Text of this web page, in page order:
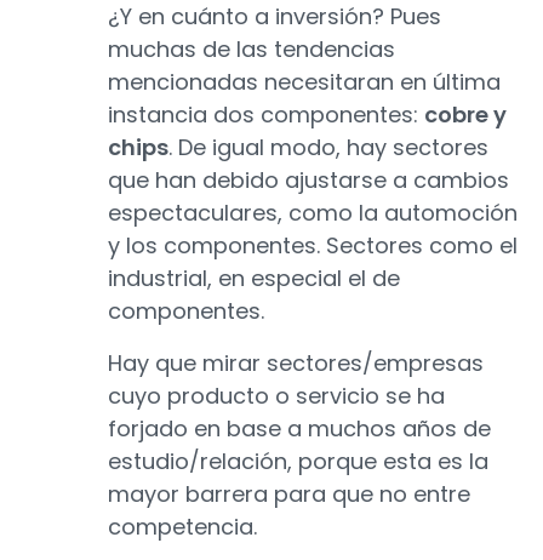
¿Y en cuánto a inversión? Pues
muchas de las tendencias
mencionadas necesitaran en última
instancia dos componentes: cobre y
chips. De igual modo, hay sectores
que han debido ajustarse a cambios
espectaculares, como la automoción
y los componentes. Sectores como el
industrial, en especial el de
componentes.
Hay que mirar sectores/empresas
cuyo producto o servicio se ha
forjado en base a muchos años de
estudio/relación, porque esta es la
mayor barrera para que no entre
competencia.